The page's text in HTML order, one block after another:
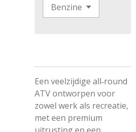
Een veelzijdige all‑round
ATV ontworpen voor
zowel werk als recreatie,
met een premium